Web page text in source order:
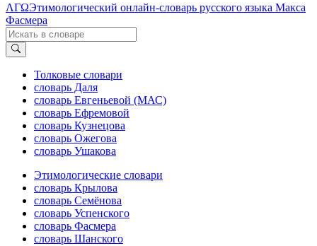
ΛΓΩЭтимологический онлайн-словарь русского языка Макса
Фасмера
Толковые словари
словарь Даля
словарь Евгеньевой (МАС)
словарь Ефремовой
словарь Кузнецова
словарь Ожегова
словарь Ушакова
Этимологические словари
словарь Крылова
словарь Семёнова
словарь Успенского
словарь Фасмера
словарь Шанского